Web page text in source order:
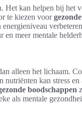
Het kan helpen bij het
te kiezen voor
en meer mentale
alleen het lichaam.
nutriënten kan stress
boodschappen
als mentale